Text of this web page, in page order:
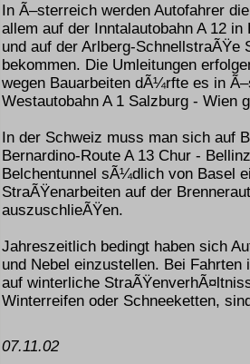
In Ã–sterreich werden Autofahrer
allem auf der Inntalautobahn A 12
und auf der Arlberg-
bekommen. Die Umleitungen
wegen Bauarbeiten dÃ¼rfte es in
Westautobahn A 1 Salzburg - Wien
In der Schweiz muss man sich auf
Bernardino-Route A 13 Chur -
Belchentunnel sÃ¼dlich von Basel
StraÃŸenarbeiten auf der
auszuschlieÃŸen.
Jahreszeitlich bedingt haben sich
und Nebel einzustellen. Bei Fahrten
auf winterliche
Winterreifen oder Schneeketten,
07.11.02